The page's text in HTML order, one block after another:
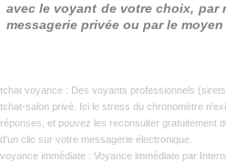
avec le voyant de votre choix, par
messagerie privée ou par le
tchat voyance : Des voyants professionnels
tchat-salon privé. Ici le stress du chronomètre
réponses, et pouvez les reconsulter gratuitement
d'un clic sur votre messagerie électronique.
voyance immédiate : Voyance immédiate par